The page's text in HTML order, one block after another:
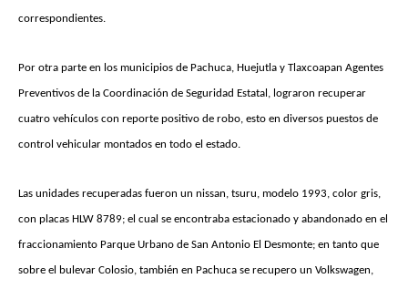
correspondientes.
Por otra parte en los municipios de Pachuca, Huejutla y Tlaxcoapan Agentes
Preventivos de la Coordinación de Seguridad Estatal, lograron recuperar
cuatro vehículos con reporte positivo de robo, esto en diversos puestos de
control vehicular montados en todo el estado.
Las unidades recuperadas fueron un nissan, tsuru, modelo 1993, color gris,
con placas HLW 8789; el cual se encontraba estacionado y abandonado en el
fraccionamiento Parque Urbano de San Antonio El Desmonte; en tanto que
sobre el bulevar Colosio, también en Pachuca se recupero un Volkswagen,